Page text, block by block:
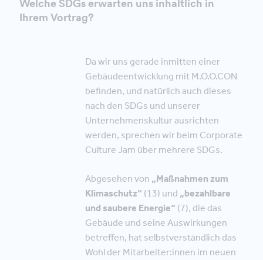
Welche SDGs erwarten uns inhaltlich in
Ihrem Vortrag?
Da wir uns gerade inmitten einer
Gebäudeentwicklung mit M.O.O.CON
befinden, und natürlich auch dieses
nach den SDGs und unserer
Unternehmenskultur ausrichten
werden, sprechen wir beim Corporate
Culture Jam über mehrere SDGs.
Abgesehen von „Maßnahmen zum
Klimaschutz“ (13) und „bezahlbare
und saubere Energie“ (7), die das
Gebäude und seine Auswirkungen
betreffen, hat selbstverständlich das
Wohl der Mitarbeiter:innen im neuen